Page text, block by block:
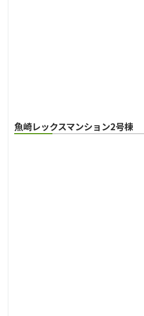
魚崎レックスマンション2号棟